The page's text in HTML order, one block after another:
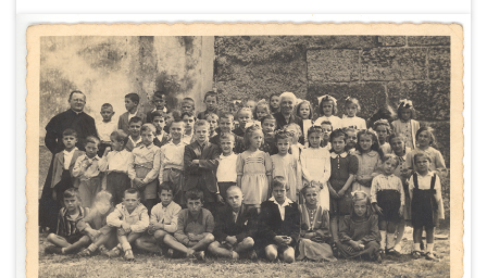
Pietramurata.
La stampa misura 5,5x8 cm ed ha un
bordo bianco dentellato.